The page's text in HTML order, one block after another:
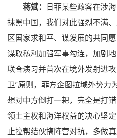
蒋斌： 日菲某些政客在涉
抹黑中国，我们对此强烈不满
区国家求和平、谋发展的共同
谋取私利加强军事勾连，加剧
联合演习并首次在境外发射进
卫”原则，菲方企图拉域外势力
想对中方倒打一耙，完全是打
领土主权和海洋权益的决心坚
止拉帮结伙搞阵营对抗，多做